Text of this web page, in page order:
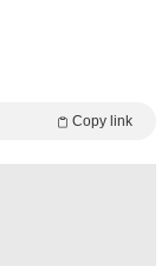
Copy link